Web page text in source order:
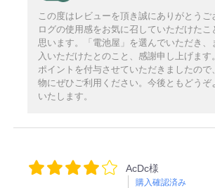
この度はレビューを頂き誠にありがとうご
ログの使用感をお気に召していただけたこ
思います。「電池屋」を選んでいただき、
入いただけたとのこと、感謝申し上げます
ポイントを付与させていただきましたので
物にぜひご利用ください。今後ともどうぞ
いたします。
AcDc様
購入確認済み